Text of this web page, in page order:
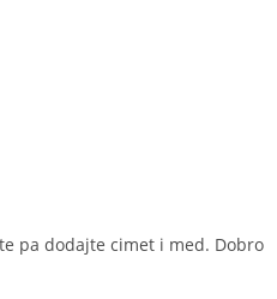
pa dodajte cimet i med. Dobro